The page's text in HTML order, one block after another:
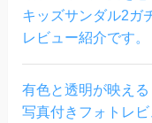
キッズサンダル2ガ
レビュー紹介です。
有色と透明が映え
写真付きフォトレビ